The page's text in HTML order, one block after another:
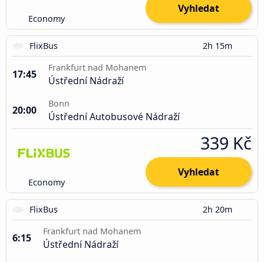
Economy
Vyhledat
FlixBus 2h 15m
17:45
Frankfurt nad Mohanem
Ústřední Nádraží
20:00
Bonn
Ústřední Autobusové Nádraží
Economy
339 Kč
Vyhledat
FlixBus 2h 20m
6:15
Frankfurt nad Mohanem
Ústřední Nádraží